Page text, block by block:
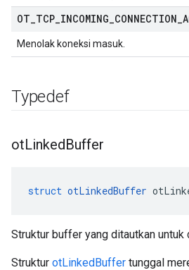
OT TCP INCOMING CONNECTION
Menolak koneksi masuk.
Typedef
otLinkedBuffer
struct otLinkedBuffer
Struktur buffer yang ditautkan untuk
Struktur otLinkedBuffer tunggal